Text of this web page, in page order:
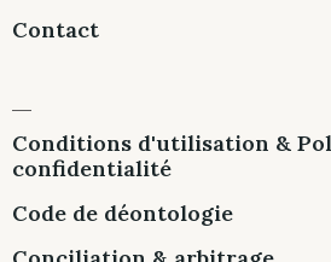
Contact
Conditions d'utilisation &
confidentialité
Code de déontologie